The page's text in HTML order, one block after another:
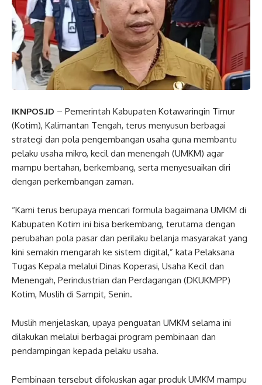
IKNPOS.ID – Pemerintah Kabupaten Kotawaringin Timur
(Kotim), Kalimantan Tengah, terus menyusun berbagai
strategi dan pola pengembangan usaha guna membantu
pelaku usaha mikro, kecil dan menengah (UMKM) agar
mampu bertahan, berkembang, serta menyesuaikan diri
dengan perkembangan zaman.
“Kami terus berupaya mencari formula bagaimana UMKM di
Kabupaten Kotim ini bisa berkembang, terutama dengan
perubahan pola pasar dan perilaku belanja masyarakat yang
kini semakin mengarah ke sistem digital,” kata Pelaksana
Tugas Kepala melalui Dinas Koperasi, Usaha Kecil dan
Menengah, Perindustrian dan Perdagangan (DKUKMPP)
Kotim, Muslih di Sampit, Senin.
Muslih menjelaskan, upaya penguatan UMKM selama ini
dilakukan melalui berbagai program pembinaan dan
pendampingan kepada pelaku usaha.
Pembinaan tersebut difokuskan agar produk UMKM mampu